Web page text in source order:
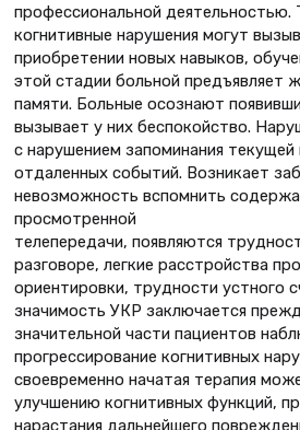
профессиональной деятельностью.
когнитивные нарушения могут
приобретении новых навыков,
этой стадии больной предъявляет
памяти. Больные осознают
вызывает у них беспокойство.
с нарушением запоминания
отдаленных событий. Возникает
невозможность вспомнить
просмотренной
телепередачи, появляются
разговоре, легкие расстройства
ориентировки, трудности устного
значимость УКР заключается
значительной части пациентов
прогрессирование когнитивных
своевременно начатая терапия
улучшению когнитивных функций,
нарастания дальнейшего